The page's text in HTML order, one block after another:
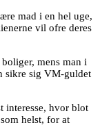
mad i en hel uge,
vil ofre deres
mens man i
sikre sig VM-guldet
interesse, hvor blot
helst, for at